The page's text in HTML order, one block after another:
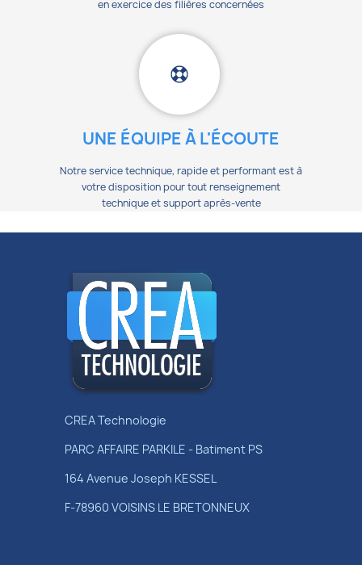
en exercice des filières concernées
UNE ÉQUIPE À L'ÉCOUTE
Notre service technique, rapide et performant est à
votre disposition pour tout renseignement
technique et support après-vente
CREA Technologie
PARC AFFAIRE PARKILE - Batiment PS
164 Avenue Joseph KESSEL
F-78960 VOISINS LE BRETONNEUX